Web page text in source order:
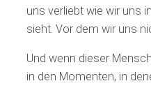
uns verliebt wie wir uns
sieht. Vor dem wir uns
Und wenn dieser
in den Momenten, in